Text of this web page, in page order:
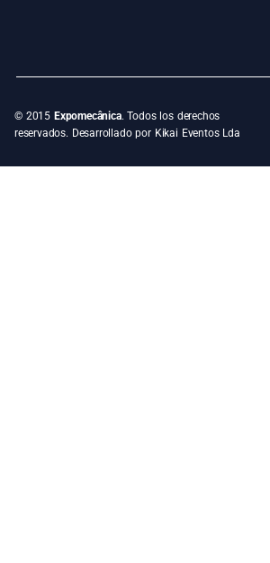
© 2015 Expomecânica. Todos los derechos
reservados. Desarrollado por Kikai Eventos Lda